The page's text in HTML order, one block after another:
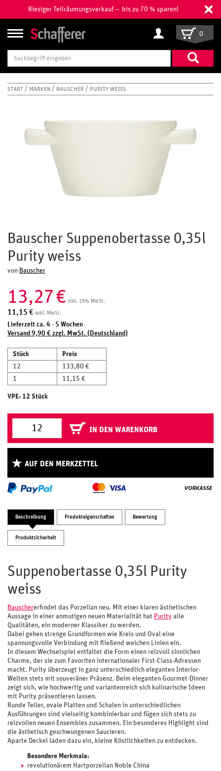
Riesiger Teilräumungsverkauf – bis zu 70 % sparen!
Suchbegriff
eingeben
0
START MARKEN BAUSCHER PURITY WEISS
Bauscher Suppenobertasse 0,35l
Purity weiss
von Bauscher
13,27€ inkl. 19% MwSt.
11,15 € exkl. MwSt.
Lieferzeit ca. 4 - 5 Wochen
Versand 9,90 € zzgl. MwSt. (Deutschland)
Stück
Preis
12
133,80 €
1
11,15 €
VPE: 12 Stück
IN DEN WARENKORB
AUF DEN MERKZETTEL
Beschreibung Produkteigenschaften Bewertung
Produktsicherheit
Suppenobertasse 0,35l Purity
weiss
Bauschererfindet das Porzellan neu. Mit einer klaren ästhetischen
Aussage in einer anmutigen neuen Materialität hat Purity alle
Qualitäten, ein moderner Klassiker zu werden.
Dabei gehen strenge Grundformen wie Kreis und Oval eine
spannungsvolle Verbindung mit fließend weichen Linien ein.
In diesem Wechselspiel entfaltet die Form einen reizvoll sinnlichen
Charme, der sie zum Favoriten internationaler First-Class-Adressen
macht. Purity überzeugt in ganz unterschiedlich eleganten Interior-
Welten stets mit souveräner Präsenz. Beim eleganten Gourmet-Dinner
zeigt sich, wie hochwertig und variantenreich sich kulinarische Ideen
mit Purity präsentieren lassen.
Runde Teller, ovale Platten und Schalen in unterschiedlichen
Ausführungen sind vielseitig kombinierbar und fügen sich stets zu
reizvollen neuen Ensembles zusammen. Ein besonderes Highlight sind
die ästhetisch geschwungenen Saucieren.
Aparte Deckel laden dazu ein, kleine Köstlichkeiten zu entdecken.
Besondere Merkmale:
revolutionärem Hartporzellan Noble China